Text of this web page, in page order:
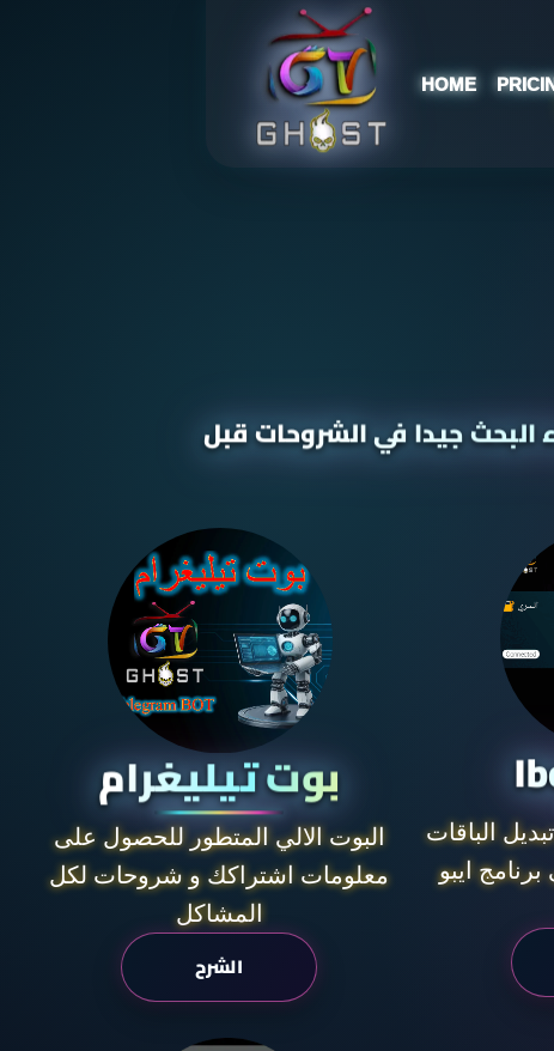
HOME
جيدا في الشروحات قبل
بوت تيليغرام
البوت الالي المتطور للحصول على
معلومات اشتراكك و شروحات لكل
المشاكل
الشرح
الباقات
ايبو